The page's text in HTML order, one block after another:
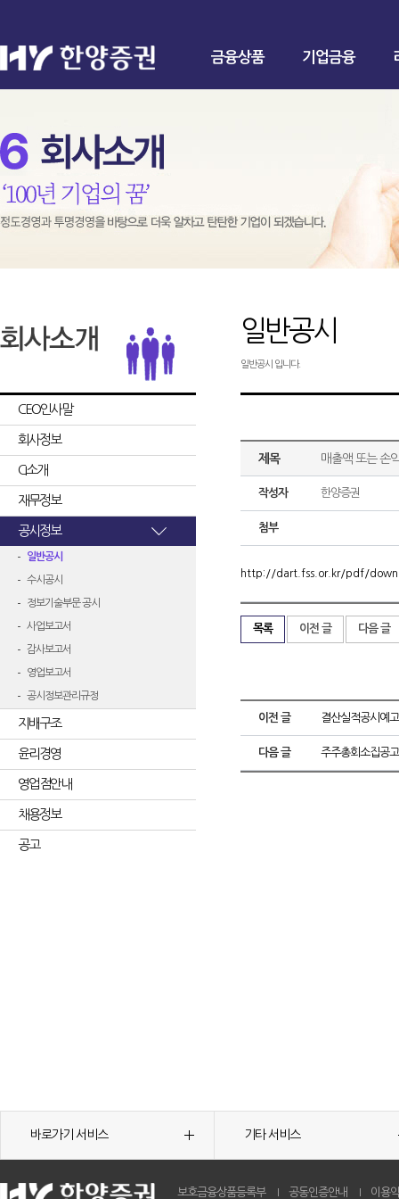
금융상품 기업금융
CEO인사말
회사정보
CI소개
재무정보
공시정보
일반공시
수시공시
정보기술부문 공시
사업보고서
감사보고서
영업보고서
공시정보관리규정
지배구조
윤리경영
영업점안내
채용정보
공고
일반공시
일반공시 입니다.
제목 매출액 또는 손
작성자 한양증권
첨부
http://dart.fss.or.kr/pdf/
목록 이전 글 다음 글
이전 글 결산실적공시예
다음 글 주주총회소집공고
바로가기 서비스 기타 서비스
보호금융상품등록부 공동인증안내 이용